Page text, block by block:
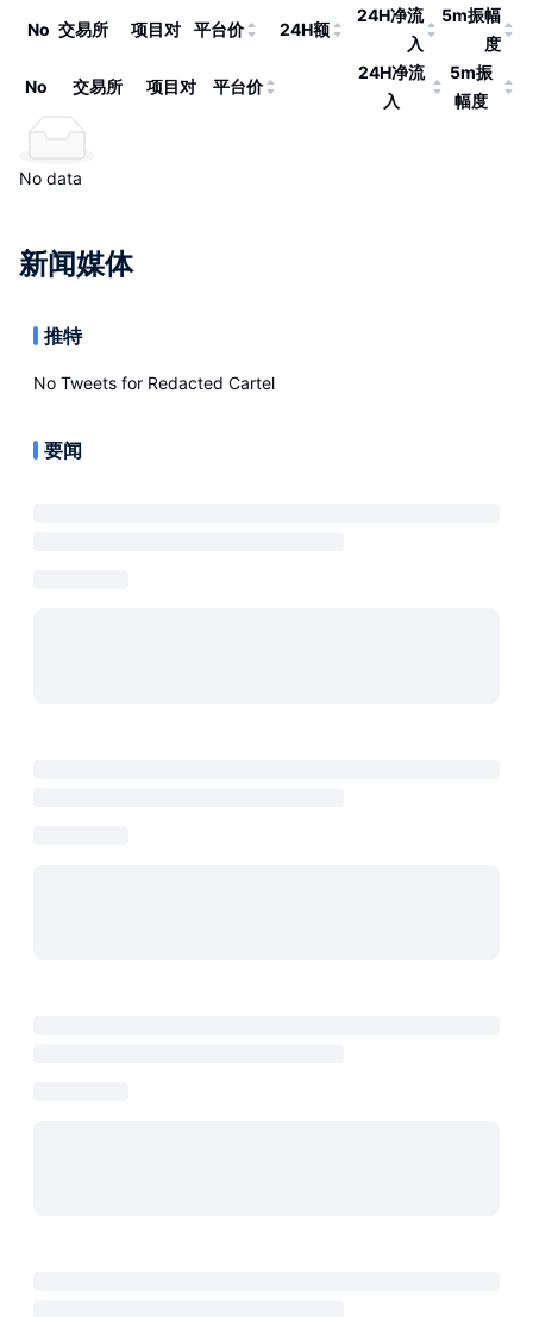
No 交易所 项目对 平台价 24H额
24H净流
入
5m振幅
度
No 交易所 项目对 平台价
24H净流
入
5m振
幅度
No data
新闻媒体
推特
No Tweets for Redacted Cartel
要闻